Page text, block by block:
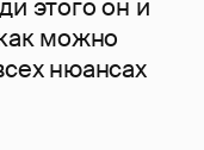
этого он и
можно
нюансах